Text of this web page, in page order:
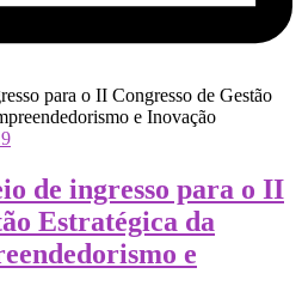
de ingresso para o II
Estratégica da
e